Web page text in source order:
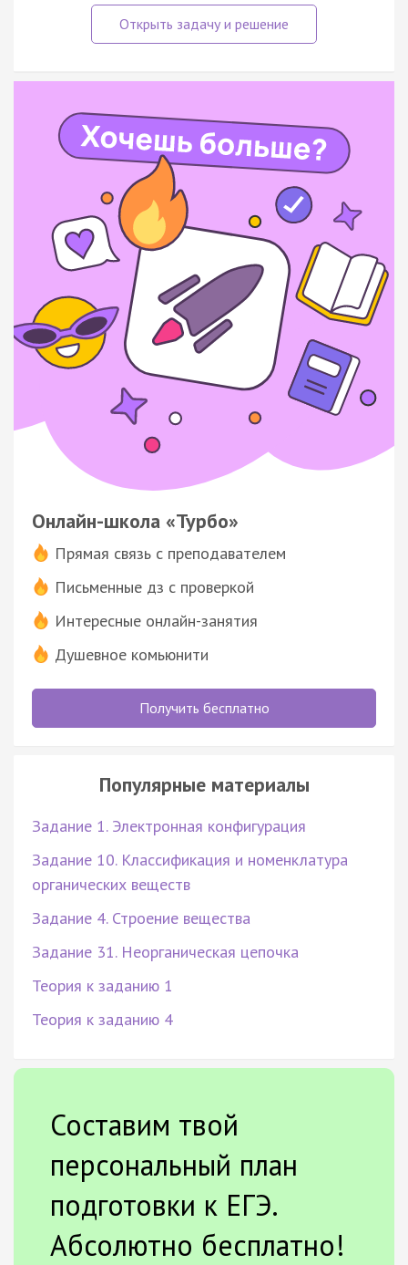
Онлайн-школа «Турбо»
Прямая связь с преподавателем
Письменные дз с проверкой
Интересные онлайн-занятия
Душевное комьюнити
Получить бесплатно
Популярные материалы
Задание 1. Электронная конфигурация
Задание 10. Классификация и номенклатура
органических веществ
Задание 4. Строение вещества
Задание 31. Неорганическая цепочка
Теория к заданию 1
Теория к заданию 4
Составим твой
персональный план
подготовки к ЕГЭ.
Абсолютно бесплатно!